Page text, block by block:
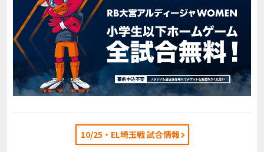
10/25・EL埼玉戦 試合情報